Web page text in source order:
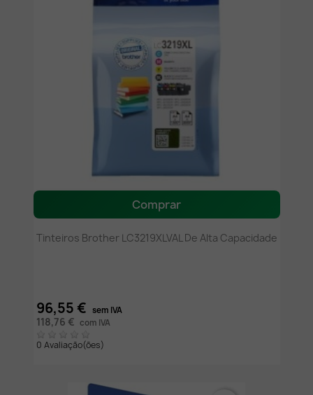
Comprar
Tinteiros Brother LC3219XLVAL De Alta Capacidade
96,55 € sem IVA
118,76 € com IVA
0 Avaliação(ões)